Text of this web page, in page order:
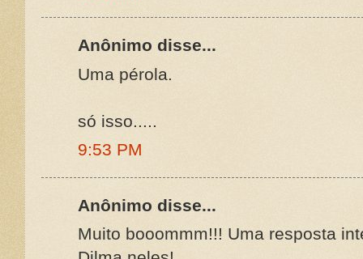
Anônimo disse...
Uma pérola.
só isso.....
9:53 PM
Anônimo disse...
Muito booommm!!! Uma resposta